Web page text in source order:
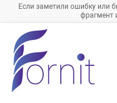
Если заметили ошибку или
фрагмент